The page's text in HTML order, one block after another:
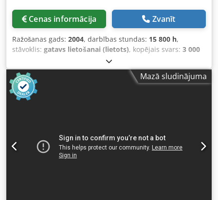
Cenas informācija Zvanīt
Ražošanas gads: 2004, darbības stundas: 15 800 h,
stāvoklis: gatavs lietošanai (lietots), kopējais svars: 3 000
, Šī Behringer HBP 420-723 G metāla lentes zāģmašīna ir
ražota 2004. gadā. Tai ir uzstādīts 2010. gada ražojuma
Silberland B 660 / 15 m motorizētais rullīšu konveijers, un
tās darbības laiks ir aptuveni 15 800 stundas. Zāģa
griešanas ātrums ir 10–120 m/min, un to darbinā 5,5 kW
nostiprināšanas ierīce, kas darbojas gan vertikālā, gan
horizontālā virzienā. Rullīšu konveijers izejas pusē ir 15 m
garš un aprīkots ar manuāli vadāmu padeves mehānismu.
Mazā sludinājuma